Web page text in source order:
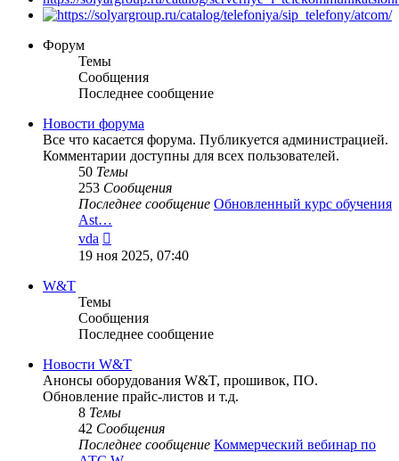
Форум
Темы
Сообщения
Последнее сообщение
Новости форума
Все что касается форума. Публикуется администрацией.
Комментарии доступны для всех пользователей.
50 Темы
253 Сообщения
Последнее сообщение Обновленный курс обучения
Ast…
vda
к
последнему
19 ноя 2025, 07:40
W&T
Темы
Сообщения
Последнее сообщение
Новости W&T
Анонсы оборудования W&T, прошивок, ПО.
Обновление прайс-листов и т.д.
8 Темы
42 Сообщения
Последнее сообщение Коммерческий вебинар по